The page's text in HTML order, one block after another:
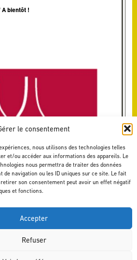
le consentement
nous utilisons des technologies telles
et/ou accéder aux informations des appareils. Le
nous permettra de traiter des données
de navigation ou les ID uniques sur ce site. Le fait
son consentement peut avoir un effet négatif
et fonctions.
Accepter
Refuser
A bientôt !